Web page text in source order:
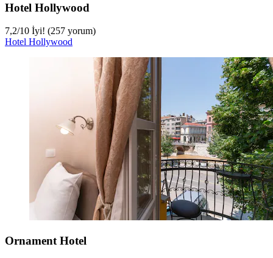
Hotel Hollywood
7,2/10 İyi! (257 yorum)
Hotel Hollywood
Ornament Hotel